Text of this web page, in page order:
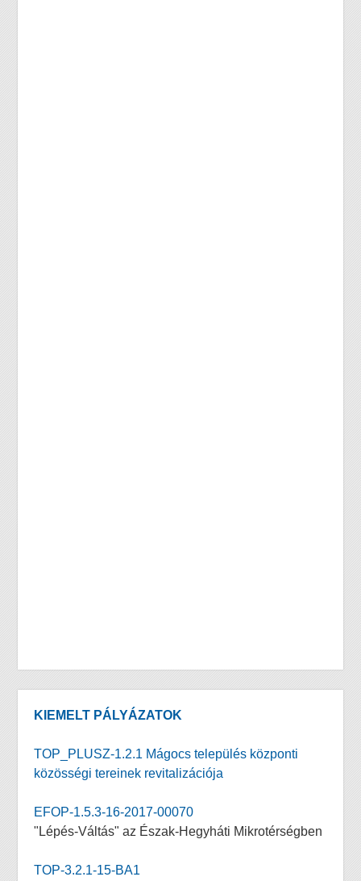
KIEMELT PÁLYÁZATOK
TOP_PLUSZ-1.2.1 Mágocs település központi
közösségi tereinek revitalizációja
EFOP-1.5.3-16-2017-00070
"Lépés-Váltás" az Észak-Hegyháti Mikrotérségben
TOP-3.2.1-15-BA1